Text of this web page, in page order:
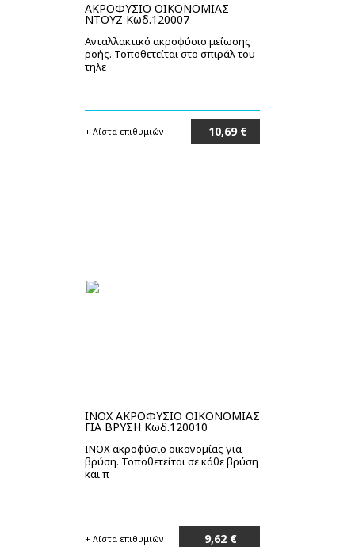
ΑΚΡΟΦΥΣΙΟ ΟΙΚΟΝΟΜΙΑΣ
ΝΤΟΥΖ Κωδ.120007
Ανταλλακτικό ακροφύσιο μείωσης
ροής. Τοποθετείται στο σπιράλ του
τηλε
+ Λίστα επιθυμιών 10,69 €
INOX ΑΚΡΟΦΥΣΙΟ ΟΙΚΟΝΟΜΙΑΣ
ΓΙΑ ΒΡΥΣΗ Κωδ.120010
INOX ακροφύσιο οικονομίας για
βρύση. Τοποθετείται σε κάθε βρύση
και π
+ Λίστα επιθυμιών 9,62 €